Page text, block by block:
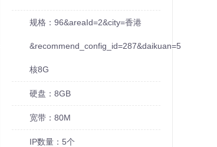
规格：96&areaId=2&city=香港
&recommend_config_id=287&daikuan=5
核8G
硬盘：8GB
宽带：80M
IP数量：5个